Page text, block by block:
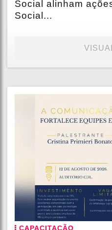
Social alinham
Social...
CAPACITAÇÃO